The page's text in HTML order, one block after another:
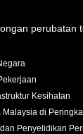
perubatan
Kesihatan
di
Penyelidikan